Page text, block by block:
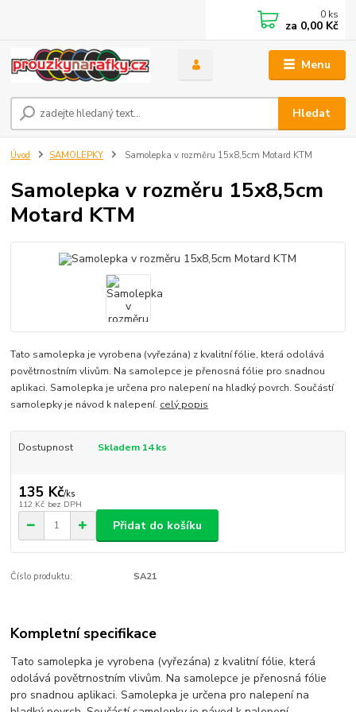
Menu
Hledat
0 ks
za 0,00 Kč
Úvod SAMOLEPKY Samolepka v rozměru 15x8,5cm Motard KTM
Samolepka v rozměru 15x8,5cm
Motard KTM
Tato samolepka je vyrobena (vyřezána) z kvalitní fólie, která odolává
povětrnostním vlivům. Na samolepce je přenosná fólie pro snadnou
aplikaci. Samolepka je určena pro nalepení na hladký povrch. Součástí
samolepky je návod k nalepení. celý popis
Dostupnost Skladem 14 ks
135 Kč/ks
112 Kč bez DPH
Přidat do košíku
Číslo produktu: SA21
Kompletní specifikace
Tato samolepka je vyrobena (vyřezána) z kvalitní fólie, která
odolává povětrnostním vlivům. Na samolepce je přenosná fólie
pro snadnou aplikaci. Samolepka je určena pro nalepení na